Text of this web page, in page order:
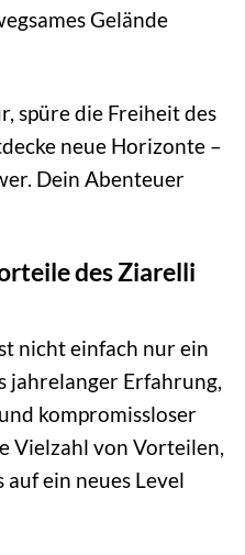
Gelände
spüre die Freiheit des
neue Horizonte –
Dein Abenteuer
des Ziarelli
nicht einfach nur ein
jahrelanger Erfahrung,
kompromissloser
Vielzahl von Vorteilen,
ein neues Level